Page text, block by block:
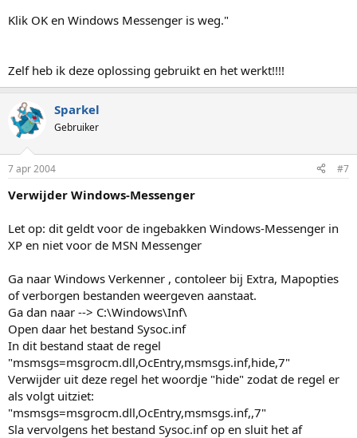
Klik OK en Windows Messenger is weg."
Zelf heb ik deze oplossing gebruikt en het werkt!!!!
Sparkel
Gebruiker
7 apr 2004 #7
Verwijder Windows-Messenger
Let op: dit geldt voor de ingebakken Windows-Messenger in
XP en niet voor de MSN Messenger
Ga naar Windows Verkenner , contoleer bij Extra, Mapopties
of verborgen bestanden weergeven aanstaat.
Ga dan naar --> C:\Windows\Inf\
Open daar het bestand Sysoc.inf
In dit bestand staat de regel
"msmsgs=msgrocm.dll,OcEntry,msmsgs.inf,hide,7"
Verwijder uit deze regel het woordje "hide" zodat de regel er
als volgt uitziet:
"msmsgs=msgrocm.dll,OcEntry,msmsgs.inf,,7"
Sla vervolgens het bestand Sysoc.inf op en sluit het af